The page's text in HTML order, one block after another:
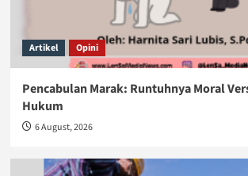
Artikel Opini
Pencabulan Marak: Runtuhnya Moral
Hukum
6 August, 2026